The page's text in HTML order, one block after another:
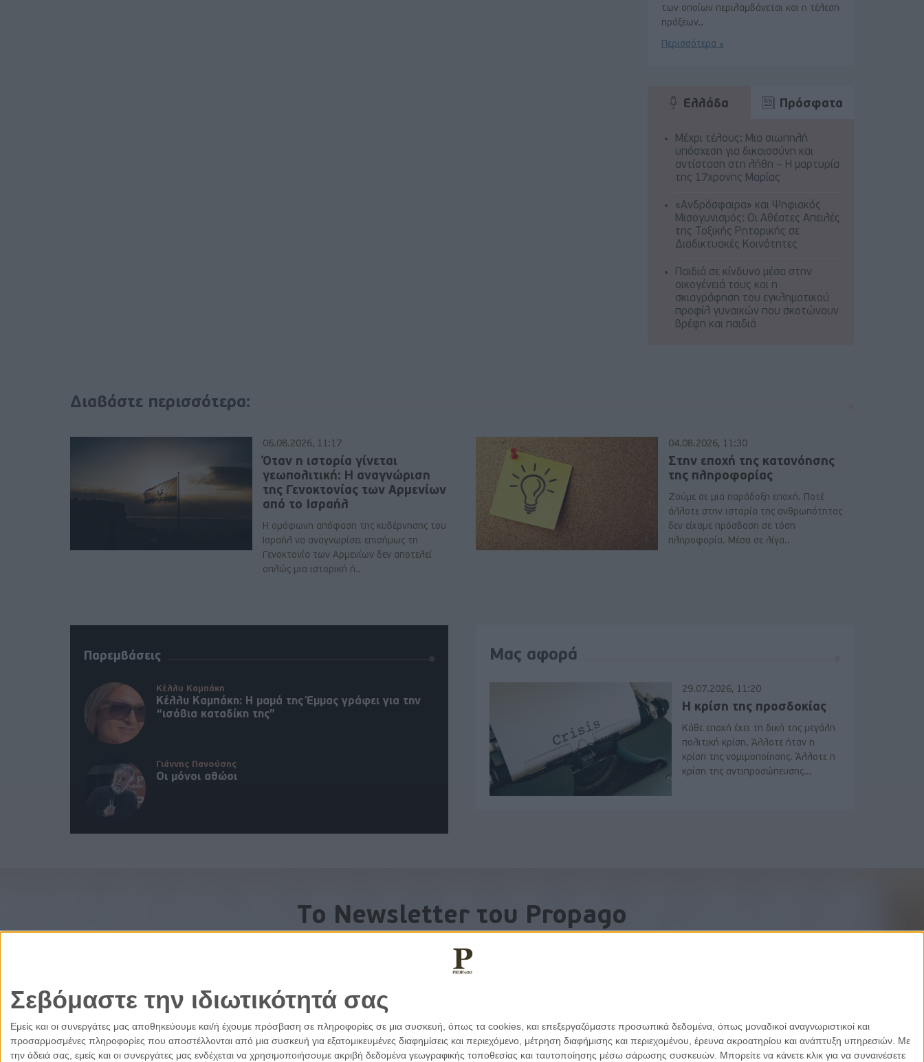
Σεβόμαστε την ιδιωτικότητά σας
Εμείς και οι συνεργάτες μας αποθηκεύουμε και/ή έχουμε πρόσβαση σε πληροφορίες σε μια συσκευή, όπως τα cookies, και επεξεργαζόμαστε προσωπικά δεδομένα, όπως μοναδικοί αναγνωριστικοί και
προσαρμοσμένες πληροφορίες που αποστέλλονται από μια συσκευή για εξατομικευμένες διαφημίσεις και περιεχόμενο, μέτρηση διαφήμισης και περιεχομένου, έρευνα ακροατηρίου και ανάπτυξη υπηρεσιών. Με
την άδειά σας, εμείς και οι συνεργάτες μας ενδέχεται να χρησιμοποιήσουμε ακριβή δεδομένα γεωγραφικής τοποθεσίας και ταυτοποίησης μέσω σάρωσης συσκευών. Μπορείτε να κάνετε κλικ για να συναινέσετε
των οποίων περιλαμβάνεται και η τέλεση
πράξεων..
Περισσότερα »
Ελλάδα Πρόσφατα
Μέχρι τέλους: Μια σιωπηλή
υπόσχεση για δικαιοσύνη και
αντίσταση στη λήθη – Η μαρτυρία
της 17χρονης Μαρίας
«Ανδρόσφαιρα» και Ψηφιακός
Μισογυνισμός: Οι Αθέατες Απειλές
της Τοξικής Ρητορικής σε
Διαδικτυακές Κοινότητες
Παιδιά σε κίνδυνο μέσα στην
οικογένειά τους και η
σκιαγράφηση του εγκληματικού
προφίλ γυναικών που σκοτώνουν
βρέφη και παιδιά
Διαβάστε περισσότερα:
06.08.2026, 11:17
Όταν η ιστορία γίνεται
γεωπολιτική: Η αναγνώριση
της Γενοκτονίας των Αρμενίων
από το Ισραήλ
Η ομόφωνη απόφαση της κυβέρνησης του
Ισραήλ να αναγνωρίσει επισήμως τη
Γενοκτονία των Αρμενίων δεν αποτελεί
απλώς μια ιστορική ή..
04.08.2026, 11:30
Στην εποχή της κατανόησης
της πληροφορίας
Ζούμε σε μια παράδοξη εποχή. Ποτέ
άλλοτε στην ιστορία της ανθρωπότητας
δεν είχαμε πρόσβαση σε τόση
πληροφορία. Μέσα σε λίγα..
Παρεμβάσεις
Κέλλυ Καμπάκη
Κέλλυ Καμπάκη: Η μαμά της Έμμας γράφει για την
“ισόβια καταδίκη της”
Γιάννης Πανούσης
Οι μόνοι αθώοι
Μας αφορά
29.07.2026, 11:20
Η κρίση της προσδοκίας
Κάθε εποχή έχει τη δική της μεγάλη
πολιτική κρίση. Άλλοτε ήταν η
κρίση της νομιμοποίησης. Άλλοτε η
κρίση της αντιπροσώπευσης...
To Newsletter του Propago
Λάβετε την ανάλυση της ημέρας στο email σας